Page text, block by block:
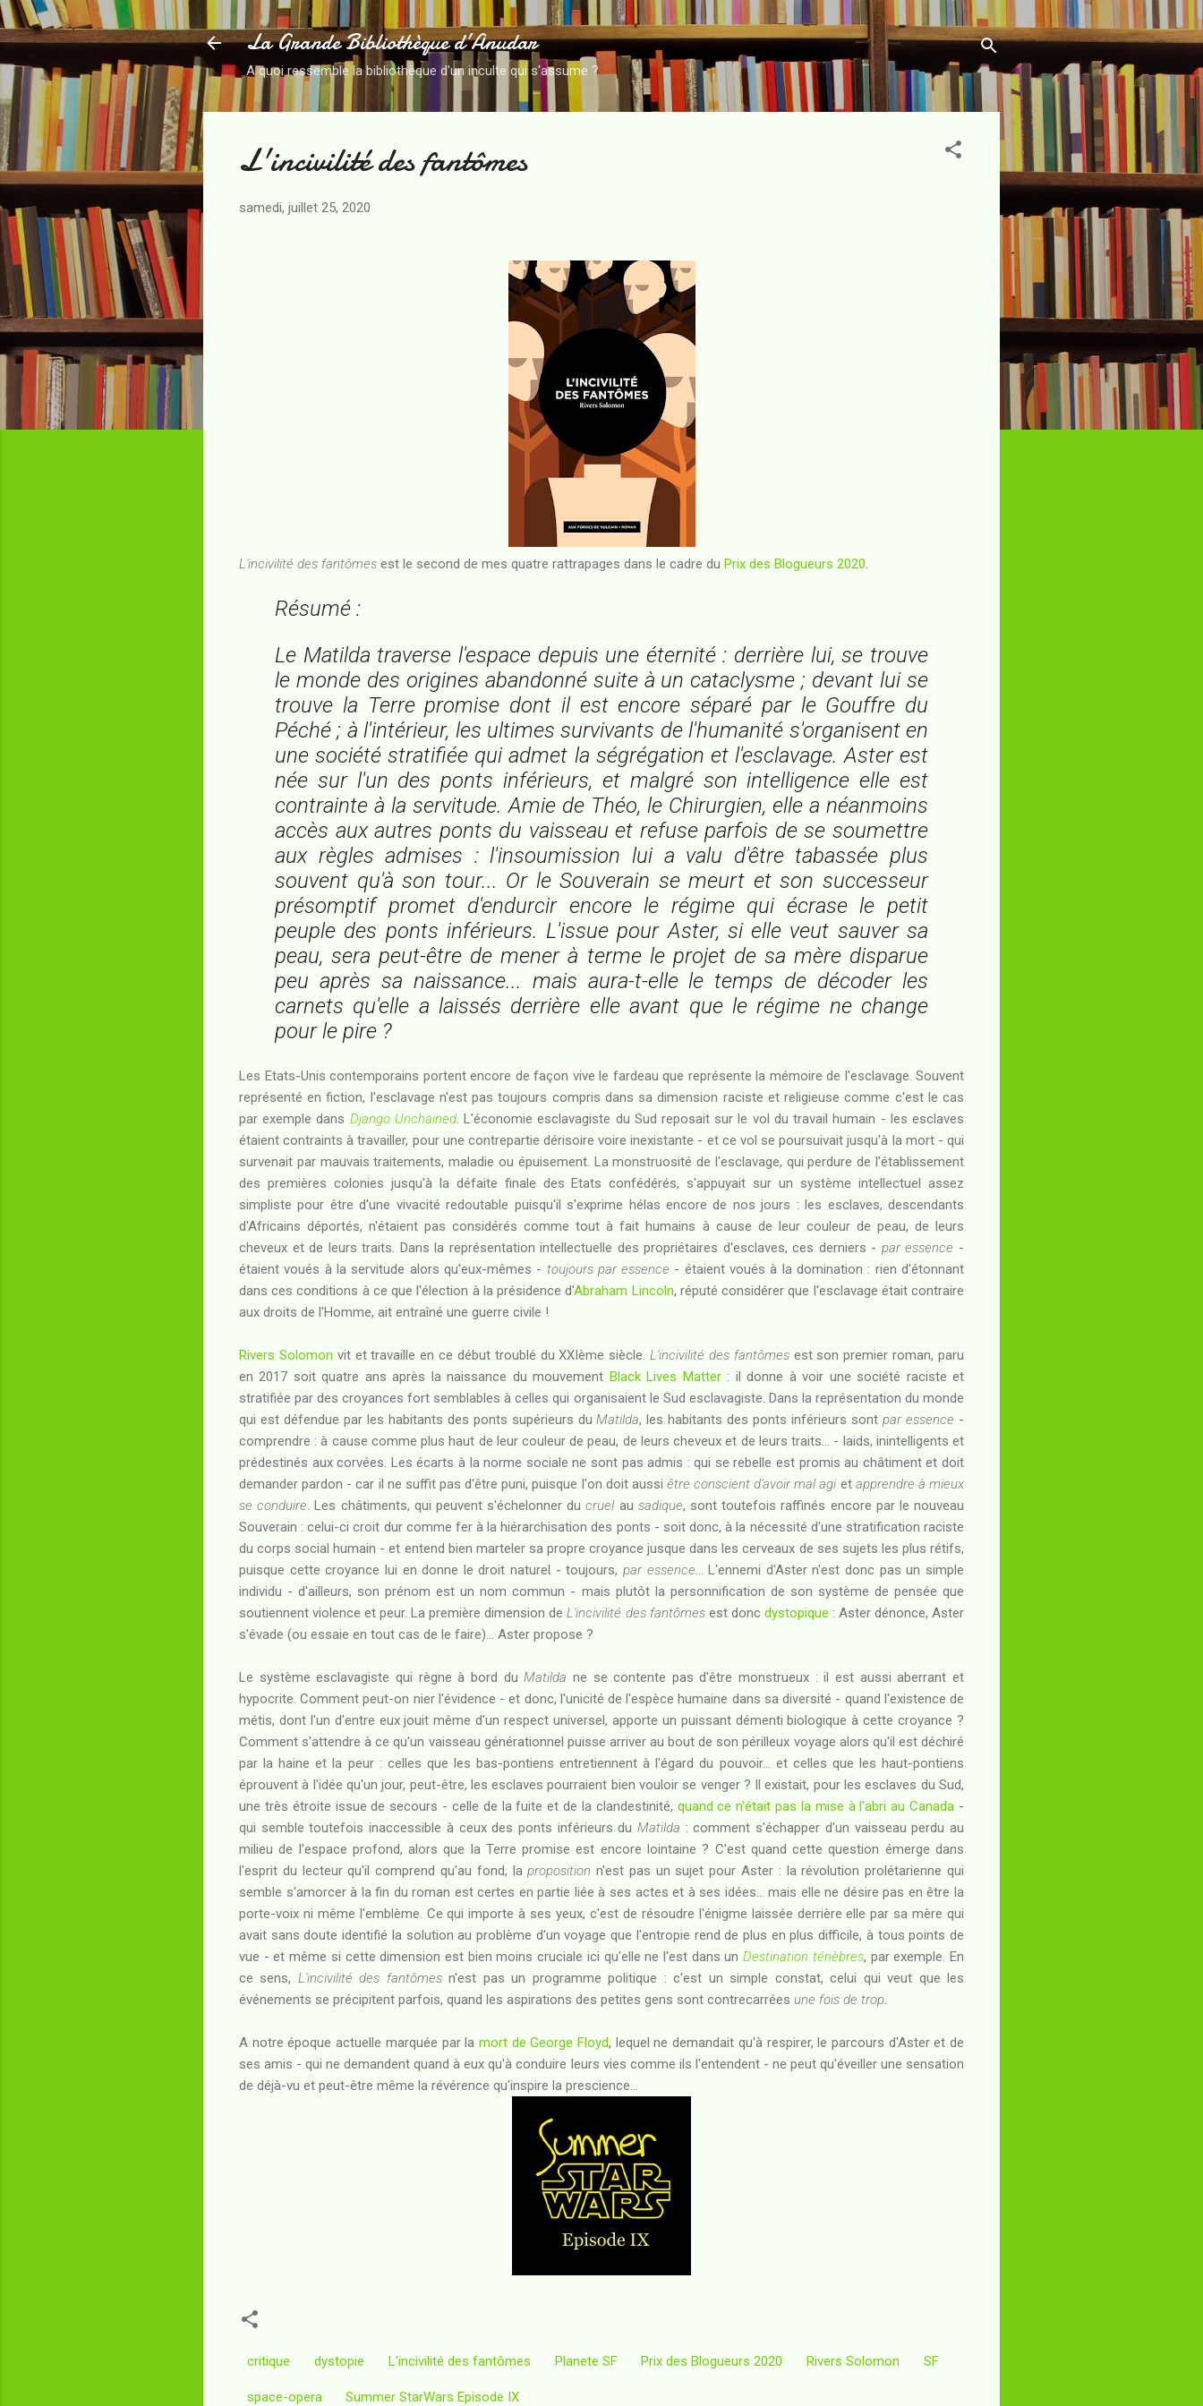
Accéder au contenu principal
La Grande Bibliothèque d’Anudar
A quoi ressemble la bibliothèque d'un inculte qui s'assume ?
L'incivilité des fantômes
samedi, juillet 25, 2020
L'incivilité des fantômes est le second de mes quatre rattrapages dans le cadre du Prix des Blogueurs 2020
Résumé :
Le Matilda traverse l'espace depuis une éternité : derrière lui, se trouve
le monde des origines abandonné suite à un cataclysme ; devant lui se
trouve la Terre promise dont il est encore séparé par le Gouffre du
Péché ; à l'intérieur, les ultimes survivants de l'humanité s'organisent en
une société stratifiée qui admet la ségrégation et l'esclavage. Aster est
née sur l'un des ponts inférieurs, et malgré son intelligence elle est
contrainte à la servitude. Amie de Théo, le Chirurgien, elle a néanmoins
accès aux autres ponts du vaisseau et refuse parfois de se soumettre
aux règles admises : l'insoumission lui a valu d'être tabassée plus
souvent qu'à son tour... Or le Souverain se meurt et son successeur
présomptif promet d'endurcir encore le régime qui écrase le petit
peuple des ponts inférieurs. L'issue pour Aster, si elle veut sauver sa
peau, sera peut-être de mener à terme le projet de sa mère disparue
peu après sa naissance... mais aura-t-elle le temps de décoder les
carnets qu'elle a laissés derrière elle avant que le régime ne change
pour le pire ?
Les Etats-Unis contemporains portent encore de façon vive le fardeau que représente la mémoire de l'esclavage. Souvent
représenté en fiction, l'esclavage n'est pas toujours compris dans sa dimension raciste et religieuse comme c'est le cas
par exemple dans Django Unchained. L'économie esclavagiste du Sud reposait sur le vol du travail humain - les esclaves
étaient contraints à travailler, pour une contrepartie dérisoire voire inexistante - et ce vol se poursuivait jusqu'à la mort - qui
survenait par mauvais traitements, maladie ou épuisement. La monstruosité de l'esclavage, qui perdure de l'établissement
des premières colonies jusqu'à la défaite finale des Etats confédérés, s'appuyait sur un système intellectuel assez
simpliste pour être d'une vivacité redoutable puisqu'il s'exprime hélas encore de nos jours : les esclaves, descendants
d'Africains déportés, n'étaient pas considérés comme tout à fait humains à cause de leur couleur de peau, de leurs
cheveux et de leurs traits. Dans la représentation intellectuelle des propriétaires d'esclaves, ces derniers - par essence -
étaient voués à la servitude alors qu'eux-mêmes - toujours par essence - étaient voués à la domination : rien d'étonnant
dans ces conditions à ce que l'élection à la présidence d'Abraham Lincoln, réputé considérer que l'esclavage était contraire
aux droits de l'Homme, ait entraîné une guerre civile !
Rivers Solomon vit et travaille en ce début troublé du XXIème siècle.L'incivilité des fantômesest son premier roman, paru
en 2017 soit quatre ans après la naissance du mouvement Black Lives Matter: il donne à voir une société raciste et
stratifiée par des croyances fort semblables à celles qui organisaient le Sud esclavagiste. Dans la représentation du monde
qui est défendue par les habitants des ponts supérieurs duMatilda, les habitants des ponts inférieurs sontpar essence -
comprendre : à cause comme plus haut de leur couleur de peau, de leurs cheveux et de leurs traits... - laids, inintelligents et
prédestinés aux corvées. Les écarts à la norme sociale ne sont pas admis : qui se rebelle est promis au châtiment et doit
demander pardon - car il ne suffit pas d'être puni, puisque l'on doit aussi être conscient d'avoir mal agi et apprendre à mieux
se conduire . Les châtiments, qui peuvent s'échelonner ducruelau sadique, sont toutefois raffinés encore par le nouveau
Souverain : celui-ci croit dur comme fer à la hiérarchisation des ponts - soit donc, à la nécessité d'une stratification raciste
du corps social humain - et entend bien marteler sa propre croyance jusque dans les cerveaux de ses sujets les plus rétifs,
puisque cette croyance lui en donne le droit naturel - toujours, par essence ... L'ennemi d'Aster n'est donc pas un simple
individu - d'ailleurs, son prénom est un nom commun - mais plutôt la personnification de son système de pensée que
soutiennent violence et peur. La première dimension deL'incivilité des fantômesest donc dystopique : Aster dénonce, Aster
s'évade (ou essaie en tout cas de le faire)... Aster propose ?
Le système esclavagiste qui règne à bord duMatilda ne se contente pas d'être monstrueux : il est aussi aberrant et
hypocrite. Comment peut-on nier l'évidence - et donc, l'unicité de l'espèce humaine dans sa diversité - quand l'existence de
métis, dont l'un d'entre eux jouit même d'un respect universel, apporte un puissant démenti biologique à cette croyance ?
Comment s'attendre à ce qu'un vaisseau générationnel puisse arriver au bout de son périlleux voyage alors qu'il est déchiré
par la haine et la peur : celles que les bas-pontiens entretiennent à l'égard du pouvoir... et celles que les haut-pontiens
éprouvent à l'idée qu'un jour, peut-être, les esclaves pourraient bien vouloir se venger ? Il existait, pour les esclaves du Sud,
une très étroite issue de secours - celle de la fuite et de la clandestinité, quand ce n'était pas la mise à l'abri au Canada -
qui semble toutefois inaccessible à ceux des ponts inférieurs duMatilda : comment s'échapper d'un vaisseau perdu au
milieu de l'espace profond, alors que la Terre promise est encore lointaine ? C'est quand cette question émerge dans
l'esprit du lecteur qu'il comprend qu'au fond, laproposition n'est pas un sujet pour Aster : la révolution prolétarienne qui
semble s'amorcer à la fin du roman est certes en partie liée à ses actes et à ses idées... mais elle ne désire pas en être la
porte-voix ni même l'emblème. Ce qui importe à ses yeux, c'est de résoudre l'énigme laissée derrière elle par sa mère qui
avait sans doute identifié la solution au problème d'un voyage que l'entropie rend de plus en plus difficile, à tous points de
vue - et même si cette dimension est bien moins cruciale ici qu'elle ne l'est dans unDestination ténèbres, par exemple. En
ce sens, L'incivilité des fantômesn'est pas un programme politique : c'est un simple constat, celui qui veut que les
événements se précipitent parfois, quand les aspirations des petites gens sont contrecarrées une fois de trop
A notre époque actuelle marquée par la mort de George Floyd, lequel ne demandait qu'à respirer, le parcours d'Aster et de
ses amis - qui ne demandent quand à eux qu'à conduire leurs vies comme ils l'entendent - ne peut qu'éveiller une sensation
de déjà-vu et peut-être même la révérence qu'inspire la prescience...
critique dystopie L'incivilité des fantômes Planete SF Prix des Blogueurs 2020 Rivers Solomon SF
space-opera Summer StarWars Episode IX